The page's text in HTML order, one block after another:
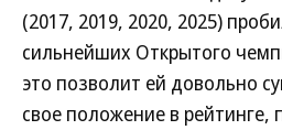
(2017, 2019, 2020, 2025)
сильнейших Открытого
это позволит ей довольно
свое положение в